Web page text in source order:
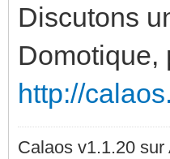
Discutons
Domotique,
http://
Calaos v1.1.20